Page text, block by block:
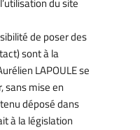
de poser des
sont à la
LAPOULE se
sans mise en
déposé dans
à la législation